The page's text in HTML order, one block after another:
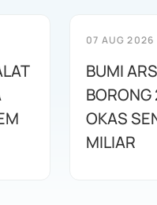
07 AUG 2026
BUMI
OKAS
MILIAR